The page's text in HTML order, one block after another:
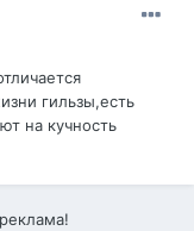
гильзы,есть
на кучность